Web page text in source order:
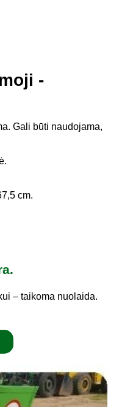
-
Gali būti naudojama,
cm.
– taikoma nuolaida.